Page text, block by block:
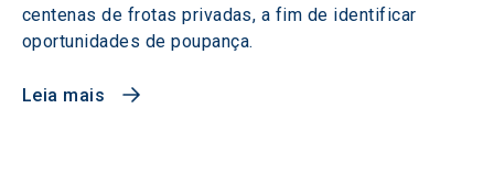
centenas de frotas privadas, a fim de identificar
oportunidades de poupança.
Leia mais